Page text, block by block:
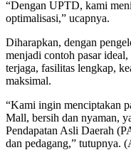
“Dengan UPTD, kami
optimalisasi,” ucapnya.
Diharapkan, dengan
menjadi contoh pasar
terjaga, fasilitas lengkap,
maksimal.
“Kami ingin menciptakan
Mall, bersih dan nyaman,
Pendapatan Asli Daerah
dan pedagang,” tutupnya.